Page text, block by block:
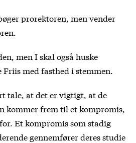
prorektoren, men vender
men I skal også huske
Friis med fasthed i stemmen.
tale, at det er vigtigt, at de
kommer frem til et kompromis,
Et kompromis som stadig
gennemfører deres studie